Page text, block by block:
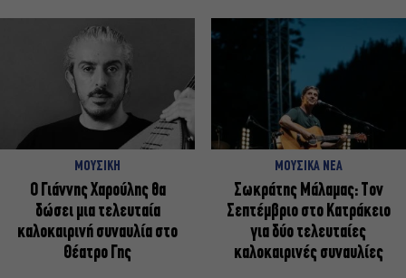
ΜΟΥΣΙΚΗ
Ο Γιάννης Χαρούλης θα
δώσει μια τελευταία
καλοκαιρινή συναυλία στο
Θέατρο Γης
ΜΟΥΣΙΚΑ ΝΕΑ
Σωκράτης Μάλαμας: Τον
Σεπτέμβριο στο Κατράκειο
για δύο τελευταίες
καλοκαιρινές συναυλίες